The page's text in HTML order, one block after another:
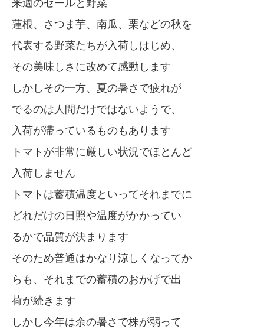
来週のセールと野菜
蓮根、さつま芋、南瓜、栗などの秋を
代表する野菜たちが入荷しはじめ、
その美味しさに改めて感動します
しかしその一方、夏の暑さで疲れが
でるのは人間だけではないようで、
入荷が滞っているものもあります
トマトが非常に厳しい状況でほとんど
入荷しません
トマトは蓄積温度といってそれまでに
どれだけの日照や温度がかかってい
るかで品質が決まります
そのため普通はかなり涼しくなってか
らも、それまでの蓄積のおかげで出
荷が続きます
しかし今年は余の暑さで株が弱って